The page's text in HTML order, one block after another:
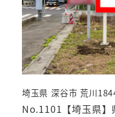
No.1101【埼玉県】
埼玉県 深谷市 荒川